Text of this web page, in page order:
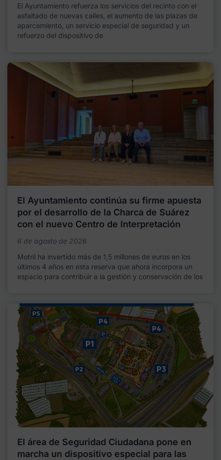
El Ayuntamiento refuerza los servicios del recinto con el
asfaltado de nuevas calles, el aumento de las plazas de
aparcamiento, un servicio especial de seguridad y un
refuerzo del dispositivo de
El Ayuntamiento continúa su firme apuesta
por el desarrollo de la Charca de Suárez
con el nuevo Centro de Interpretación
6 de agosto de 2026
Motril ha invertido más de 1,5 millones de euros en los
últimos 4 años en esta reserva que ahora incorpora un
espacio para contribuir a la gestión y conservación de los
El área de Seguridad Ciudadana pone en
marcha un dispositivo especial para las